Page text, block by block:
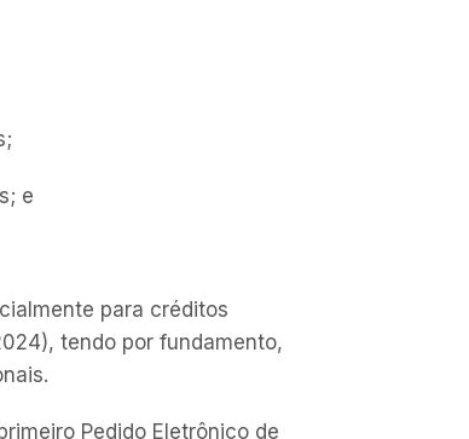
e
para créditos
tendo por fundamento,
Pedido Eletrônico de